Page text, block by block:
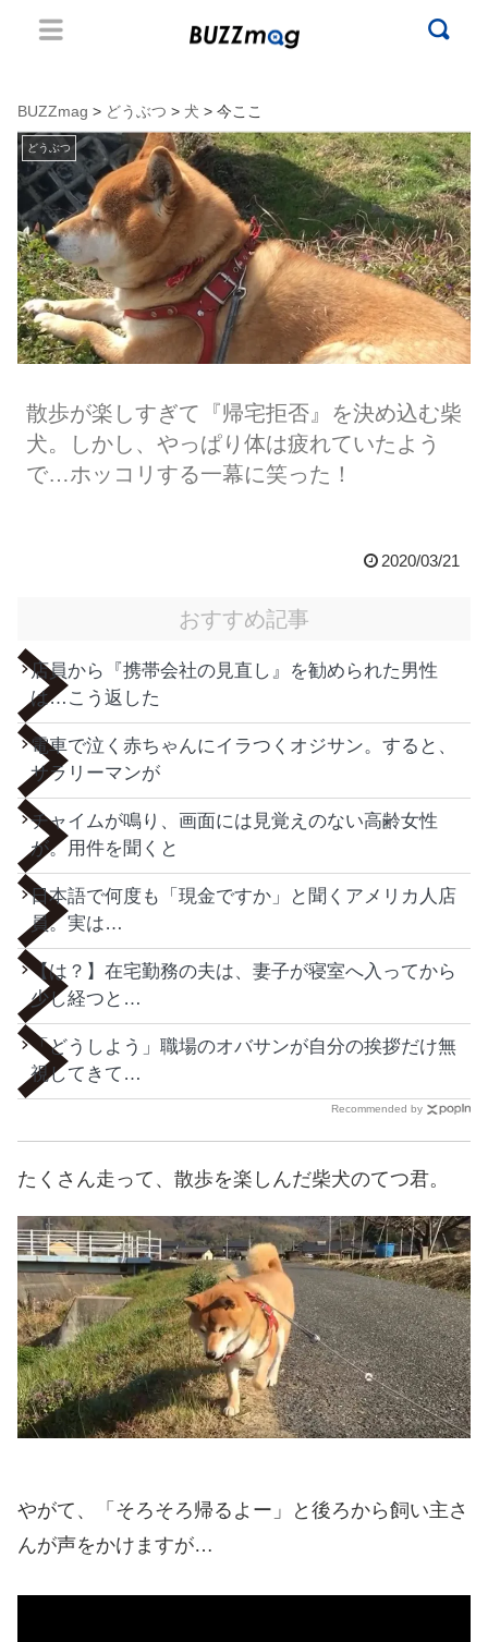
BUZZmag > どうぶつ > 犬 > 今ここ
どうぶつ
散歩が楽しすぎて『帰宅拒否』を決め込む柴
犬。しかし、やっぱり体は疲れていたよう
で…ホッコリする一幕に笑った！
2020/03/21
おすすめ記事
店員から『携帯会社の見直し』を勧められた男性
は…こう返した
電車で泣く赤ちゃんにイラつくオジサン。すると、
サラリーマンが
チャイムが鳴り、画面には見覚えのない高齢女性
が。用件を聞くと
日本語で何度も「現金ですか」と聞くアメリカ人店
員。実は…
【は？】在宅勤務の夫は、妻子が寝室へ入ってから
少し経つと…
「どうしよう」職場のオバサンが自分の挨拶だけ無
視してきて…
Recommended by
たくさん走って、散歩を楽しんだ柴犬のてつ君。
やがて、「そろそろ帰るよー」と後ろから飼い主さ
んが声をかけますが…